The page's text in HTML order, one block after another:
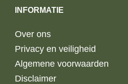
INFORMATIE
Over ons
Privacy en veiligheid
Algemene voorwaarden
Disclaimer